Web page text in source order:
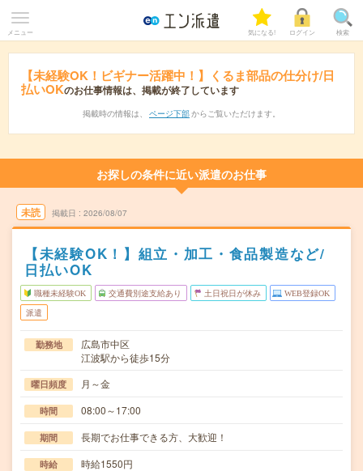
メニュー 気になる! ログイン 検索
【未経験OK！ビギナー活躍中！】くるま部品の仕分け/日
払いOKのお仕事情報は、掲載が終了しています
掲載時の情報は、 ページ下部 からご覧いただけます。
お探しの条件に近い派遣のお仕事
未読 掲載日 2026/08/07
【未経験OK！】組立・加工・食品製造など/
日払いOK
職種未経験OK 交通費別途支給あり 土日祝日が休み WEB登録OK
派遣
勤務地
広島市中区
江波駅から徒歩15分
曜日頻度 月～金
時間 08:00～17:00
期間 長期でお仕事できる方、大歓迎！
時給 時給1550円